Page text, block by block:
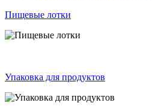
Пищевые лотки
Упаковка для продуктов